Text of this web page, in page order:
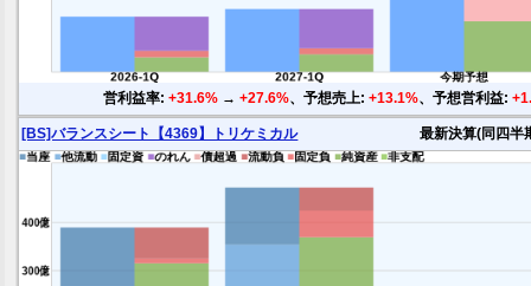
営利益率: +31.6%→ +27.6%、予想売上: +13.1%、予想営利益:
[BS]バランスシート【4369】トリケミカル 最新決算(同四半